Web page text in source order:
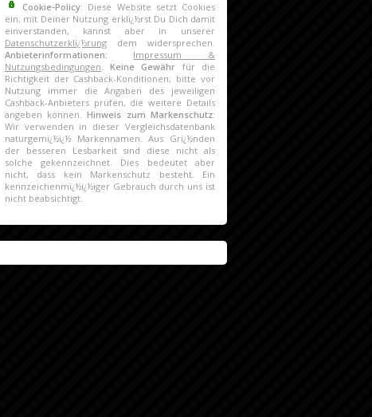
Cookie-Policy: Diese Website setzt Cookies
ein; mit Deiner Nutzung erklï¿½rst Du Dich damit
einverstanden, kannst aber in unserer
Datenschutzerklï¿½rungdem widersprechen.
Anbieterinformationen: Impressum &
Nutzungsbedingungen.Keine Gewähr für die
Richtigkeit der Cashback-Konditionen; bitte vor
Nutzung immer die Angaben des jeweiligen
Cashback-Anbieters prüfen, die weitere Details
angeben können.Hinweis zum Markenschutz:
Wir verwenden in dieser Vergleichsdatenbank
naturgemï¿½ï¿½ Markennamen. Aus Grï¿½nden
der besseren Lesbarkeit sind diese nicht als
solche gekennzeichnet. Dies bedeutet aber
nicht, dass kein Markenschutz besteht. Ein
kennzeichenmï¿½ï¿½iger Gebrauch durch uns ist
nicht beabsichtigt.